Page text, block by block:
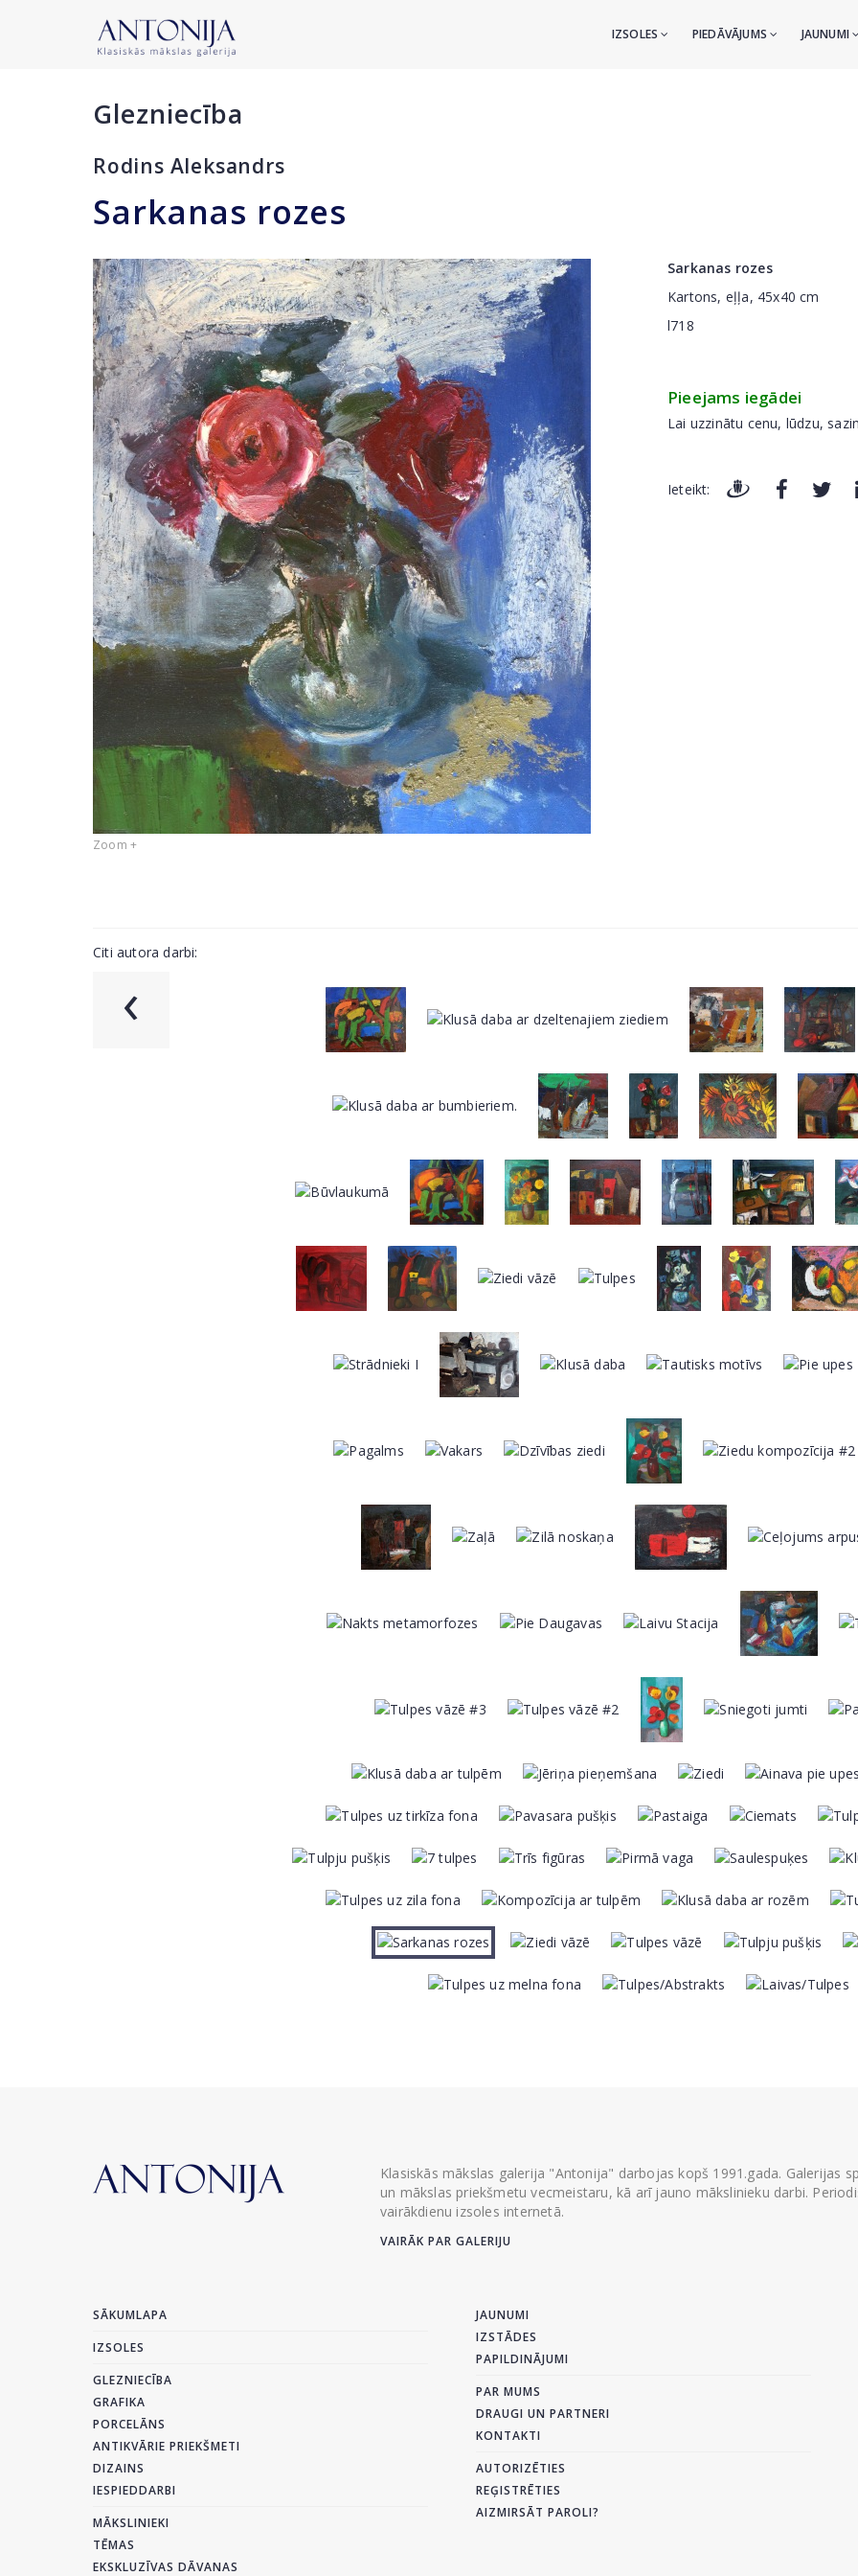
IZSOLES PIEDĀVĀJUMS JAUNUMI
Glezniecība
Rodins Aleksandrs
Sarkanas rozes
Zoom +
Sarkanas rozes
Kartons, eļļa, 45x40 cm
l718
Pieejams iegādei
Lai uzzinātu cenu, lūdzu,
Ieteikt:
Citi autora darbi:
‹
Klasiskās mākslas galerija "Antonija" darbojas kopš 1991.gada. Galerijas
un mākslas priekšmetu vecmeistaru, kā arī jauno mākslinieku darbi.
vairākdienu izsoles internetā.
VAIRĀK PAR GALERIJU
SĀKUMLAPA
IZSOLES
GLEZNIECĪBA
GRAFIKA
PORCELĀNS
ANTIKVĀRIE PRIEKŠMETI
DIZAINS
IESPIEDDARBI
MĀKSLINIEKI
TĒMAS
EKSKLUZĪVAS DĀVANAS
JAUNUMI
IZSTĀDES
PAPILDINĀJUMI
PAR MUMS
DRAUGI UN PARTNERI
KONTAKTI
AUTORIZĒTIES
REĢISTRĒTIES
AIZMIRSĀT PAROLI?